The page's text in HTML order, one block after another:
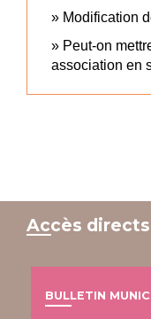
Modification
Peut-on
association en
Accès directs
BULLETIN